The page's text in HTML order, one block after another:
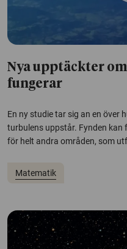
Nya upptäckter
fungerar
En ny studie tar sig an en över
turbulens uppstår. Fynden kan
för helt andra områden, som
Matematik